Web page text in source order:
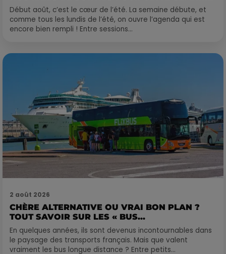
Début août, c’est le cœur de l’été. La semaine débute, et
comme tous les lundis de l’été, on ouvre l’agenda qui est
encore bien rempli ! Entre sessions...
2 août 2026
CHÈRE ALTERNATIVE OU VRAI BON PLAN ?
TOUT SAVOIR SUR LES « BUS...
En quelques années, ils sont devenus incontournables dans
le paysage des transports français. Mais que valent
vraiment les bus longue distance ? Entre petits...